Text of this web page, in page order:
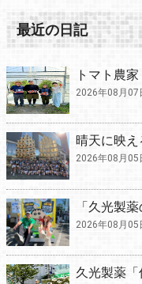
最近の日記
トマト農
2026年08月07
晴天に映え
2026年08月05
「久光製
2026年08月05
久光製薬